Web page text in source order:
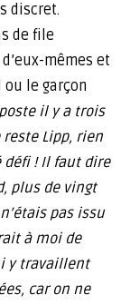
discret.
de file
mêmes et
ou le garçon
il y a trois
reste Lipp, rien
défi ! Il faut dire
plus de vingt
pas issu
à moi de
y travaillent
car on ne